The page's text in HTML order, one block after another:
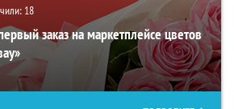
18
заказ на маркетплейсе цветов